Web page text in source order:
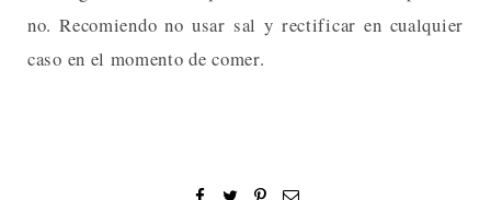
no. Recomiendo no usar sal y rectificar en cualquier
caso en el momento de comer.